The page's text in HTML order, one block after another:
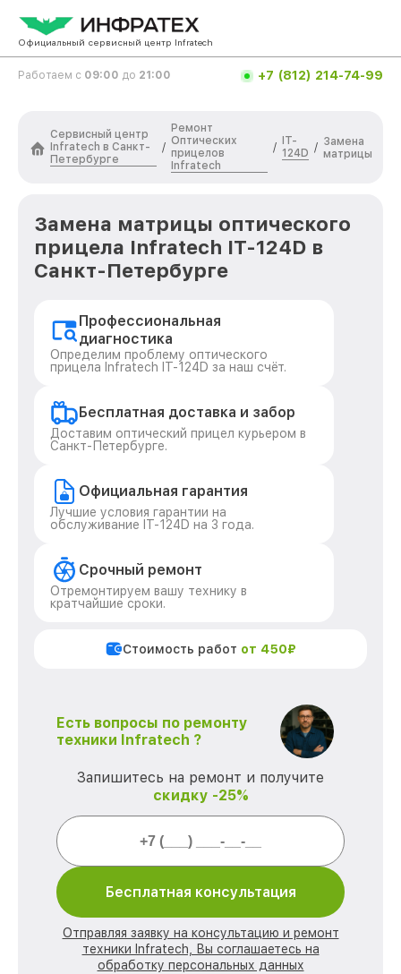
Официальный сервисный центр Infratech
Работаем с 09:00 до 21:00 +7 (812) 214-74-99
Сервисный центр
Infratech в Санкт-
Петербурге
/
Ремонт
Оптических
прицелов
Infratech
/
IT-
124D / Замена
матрицы
Замена матрицы оптического
прицела Infratech IT-124D в
Санкт-Петербурге
Профессиональная
диагностика
Определим проблему оптического
прицела Infratech IT-124D за наш счёт.
Бесплатная доставка и забор
Доставим оптический прицел курьером в
Санкт-Петербурге.
Официальная гарантия
Лучшие условия гарантии на
обслуживание IT-124D на 3 года.
Срочный ремонт
Отремонтируем вашу технику в
кратчайшие сроки.
Стоимость работ от 450₽
Есть вопросы по ремонту
техники Infratech ?
Запишитесь на ремонт и получите
скидку -25%
Бесплатная консультация
Отправляя заявку на консультацию и ремонт
техники Infratech, Вы соглашаетесь на
обработку персональных данных